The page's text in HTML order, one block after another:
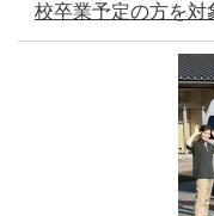
校卒業予定の方を対